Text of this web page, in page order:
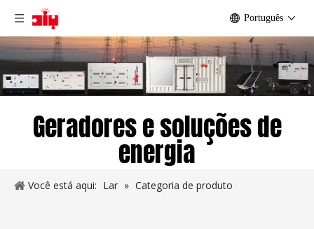
Português
Geradores e soluções de
energia
Você está aqui: Lar » Categoria de produto